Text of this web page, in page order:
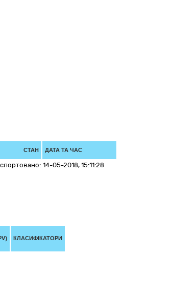
СТАН ДАТА ТА ЧАС
14-05-2018, 15:11:28
КЛАСИФІКАТОРИ